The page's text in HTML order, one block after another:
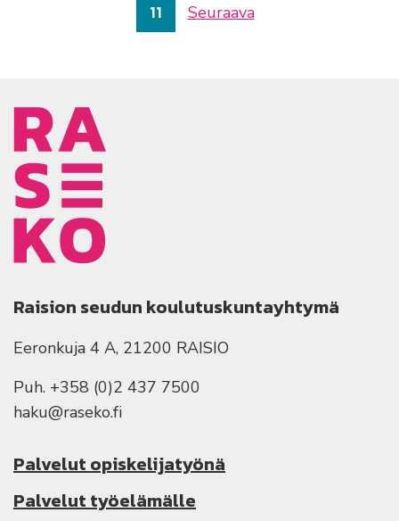
11 Seuraava
Raision seudun koulutuskuntayhtymä
Eeronkuja 4 A, 21200 RAISIO
Puh. +358 (0)2 437 7500
haku@raseko.fi
Palvelut opiskelijatyönä
Palvelut työelämälle